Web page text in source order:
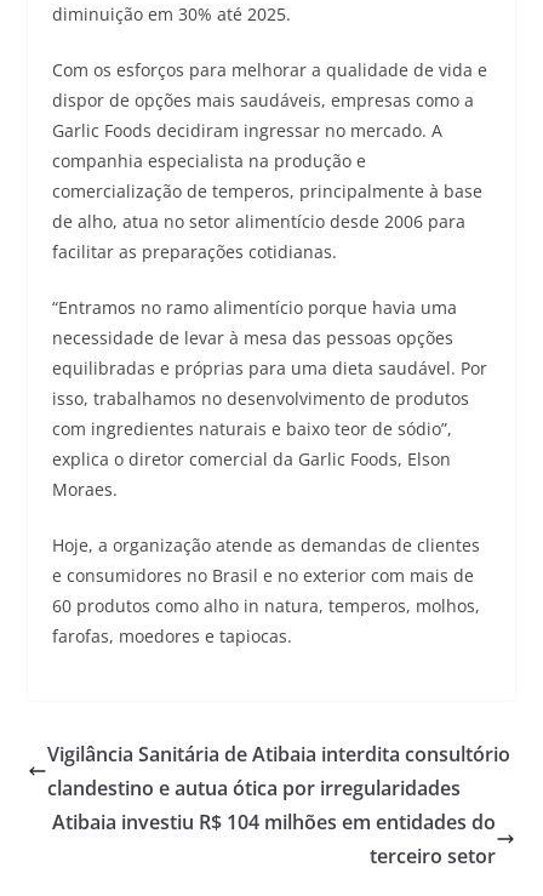
diminuição em 30% até 2025.
Com os esforços para melhorar a qualidade de vida e
dispor de opções mais saudáveis, empresas como a
Garlic Foods decidiram ingressar no mercado. A
companhia especialista na produção e
comercialização de temperos, principalmente à base
de alho, atua no setor alimentício desde 2006 para
facilitar as preparações cotidianas.
“Entramos no ramo alimentício porque havia uma
necessidade de levar à mesa das pessoas opções
equilibradas e próprias para uma dieta saudável. Por
isso, trabalhamos no desenvolvimento de produtos
com ingredientes naturais e baixo teor de sódio”,
explica o diretor comercial da Garlic Foods, Elson
Moraes.
Hoje, a organização atende as demandas de clientes
e consumidores no Brasil e no exterior com mais de
60 produtos como alho in natura, temperos, molhos,
farofas, moedores e tapiocas.
Vigilância Sanitária de Atibaia interdita consultório
clandestino e autua ótica por irregularidades
Atibaia investiu R$ 104 milhões em entidades do
terceiro setor